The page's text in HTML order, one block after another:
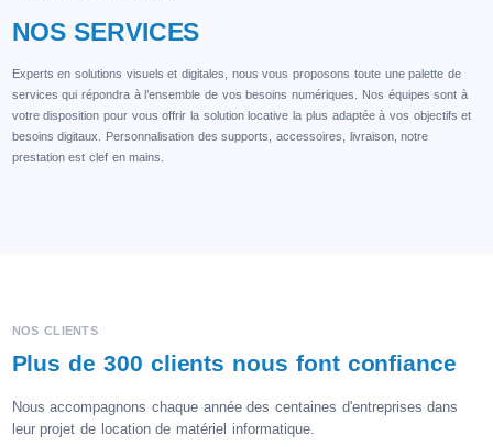
NOS SERVICES
Experts en solutions visuels et digitales, nous vous proposons toute une palette de
services qui répondra à l’ensemble de vos besoins numériques. Nos équipes sont à
votre disposition pour vous offrir la solution locative la plus adaptée à vos objectifs et
besoins digitaux. Personnalisation des supports, accessoires, livraison, notre
prestation est clef en mains.
NOS CLIENTS
Plus de 300 clients nous font confiance
Nous accompagnons chaque année des centaines d'entreprises dans
leur projet de location de matériel informatique.